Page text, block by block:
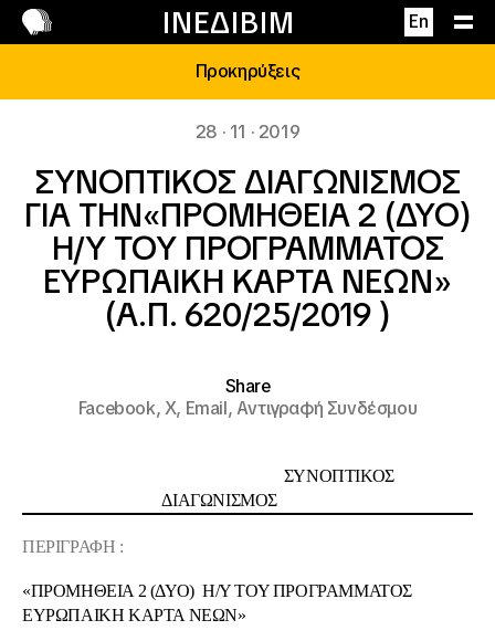
ΙΝΕΔΙΒΙΜ En
Επικοινωνία
Προκηρύξεις
28 · 11 · 2019
ΣΥΝΟΠΤΙΚΟΣ ΔΙΑΓΩΝΙΣΜΟΣ
ΓΙΑ ΤΗΝ«ΠΡΟΜΗΘΕΙΑ 2 (ΔΥΟ)
Η/Υ ΤΟΥ ΠΡΟΓΡΑΜΜΑΤΟΣ
ΕΥΡΩΠΑΙΚΗ ΚΑΡΤΑ ΝΕΩΝ»
(Α.Π. 620/25/2019 )
Share
Facebook,X, Email,Αντιγραφή Συνδέσμου
ΣΥΝΟΠΤΙΚΟΣ
ΔΙΑΓΩΝΙΣΜΟΣ
ΠΕΡΙΓΡΑΦΗ :
«ΠΡΟΜΗΘΕΙΑ 2 (ΔΥΟ) Η/Υ ΤΟΥ ΠΡΟΓΡΑΜΜΑΤΟΣ
ΕΥΡΩΠΑΙΚΗ ΚΑΡΤΑ ΝΕΩΝ»